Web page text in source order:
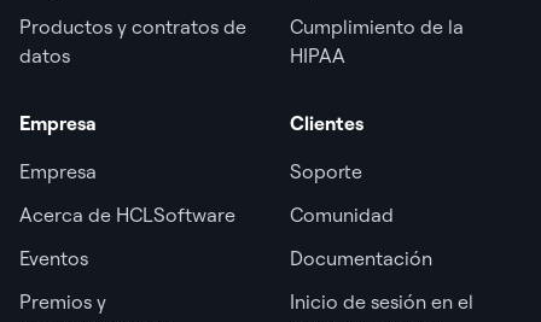
Productos y contratos de
datos
Cumplimiento de la
HIPAA
Empresa
Empresa
Acerca de HCLSoftware
Eventos
Premios y
Clientes
Soporte
Comunidad
Documentación
Inicio de sesión en el